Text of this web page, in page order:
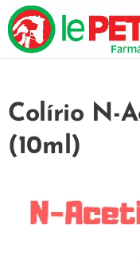
Colírio N-
(10ml)